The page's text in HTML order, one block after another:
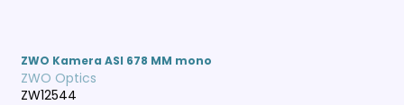
ZWO Kamera ASI 678 MM mono
ZWO Optics
ZW12544